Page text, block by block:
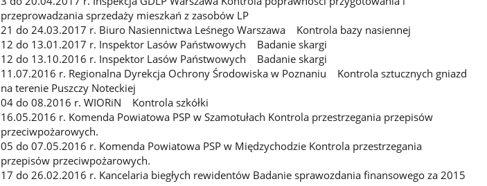
przeprowadzania sprzedaży mieszkań z zasobów LP
21 do 24.03.2017 r. Biuro Nasiennictwa Leśnego Warszawa Kontrola bazy nasiennej
12 do 13.01.2017 r. Inspektor Lasów Państwowych Badanie skargi
12 do 13.10.2016 r. Inspektor Lasów Państwowych Badanie skargi
11.07.2016 r. Regionalna Dyrekcja Ochrony Środowiska w Poznaniu Kontrola sztucznych gniazd
na terenie Puszczy Noteckiej
04 do 08.2016 r. WIORiN Kontrola szkółki
16.05.2016 r. Komenda Powiatowa PSP w Szamotułach Kontrola przestrzegania przepisów
przeciwpożarowych.
05 do 07.05.2016 r. Komenda Powiatowa PSP w Międzychodzie Kontrola przestrzegania
przepisów przeciwpożarowych.
17 do 26.02.2016 r. Kancelaria biegłych rewidentów Badanie sprawozdania finansowego za 2015